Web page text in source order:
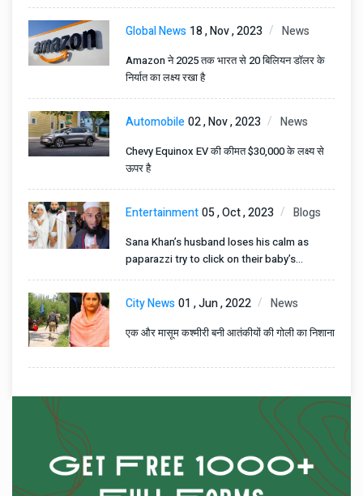
Global News 18 , Nov , 2023 News
Amazon ने 2025 तक भारत से 20 बिलियन डॉलर के
निर्यात का लक्ष्य रखा है
Automobile02 , Nov , 2023 News
Chevy Equinox EV की कीमत $30,000 के लक्ष्य से
ऊपर है
Entertainment05 , Oct , 2023 Blogs
Sana Khan’s husband loses his calm as
paparazzi try to click on their baby’s
pictures
City News01 , Jun , 2022 News
एक और मासूम कश्मीरी बनी आतंकीयों की गोली का निशाना